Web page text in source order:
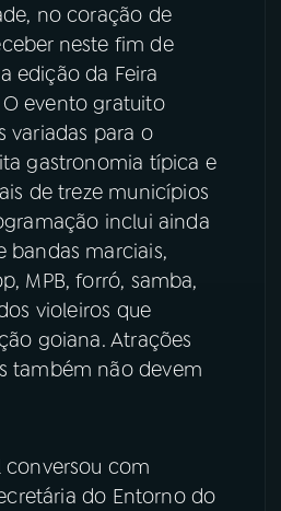
Facebook
X
no coração de
neste fim de
edição da Feira
evento gratuito
variadas para o
gastronomia típica e
de treze municípios
inclui ainda
bandas marciais,
MPB, forró, samba,
violeiros que
goiana. Atrações
também não devem
conversou com
do Entorno do